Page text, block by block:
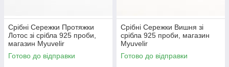
Срібні Сережки Протяжки
Лотос зі срібла 925 проби,
магазин Myuvelir
Готово до відправки
Срібні Сережки Вишня зі
срібла 925 проби, магазин
Myuvelir
Готово до відправки